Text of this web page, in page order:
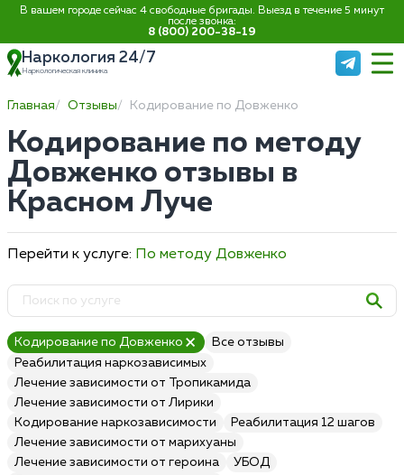
В вашем городе сейчас 4 свободные бригады. Выезд в течение 5 минут
после звонка:
8 (800) 200-38-19
Наркология 24/7
Наркологическая клиника
Главная Отзывы Кодирование по Довженко
Кодирование по методу
Довженко отзывы в
Красном Луче
Перейти к услуге: По методу Довженко
Кодирование по Довженко
Все отзывы
Реабилитация наркозависимых
Лечение зависимости от Тропикамида
Лечение зависимости от Лирики
Кодирование наркозависимости
Реабилитация 12 шагов
Лечение зависимости от марихуаны
Лечение зависимости от героина
УБОД